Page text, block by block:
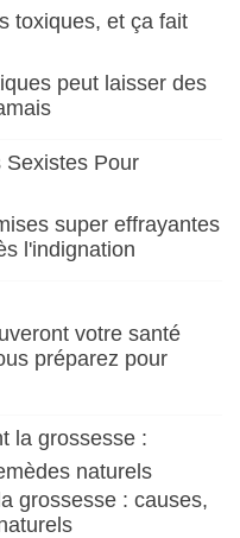
peut laisser des
super effrayantes
l'indignation
votre santé
préparez pour
grossesse : causes,